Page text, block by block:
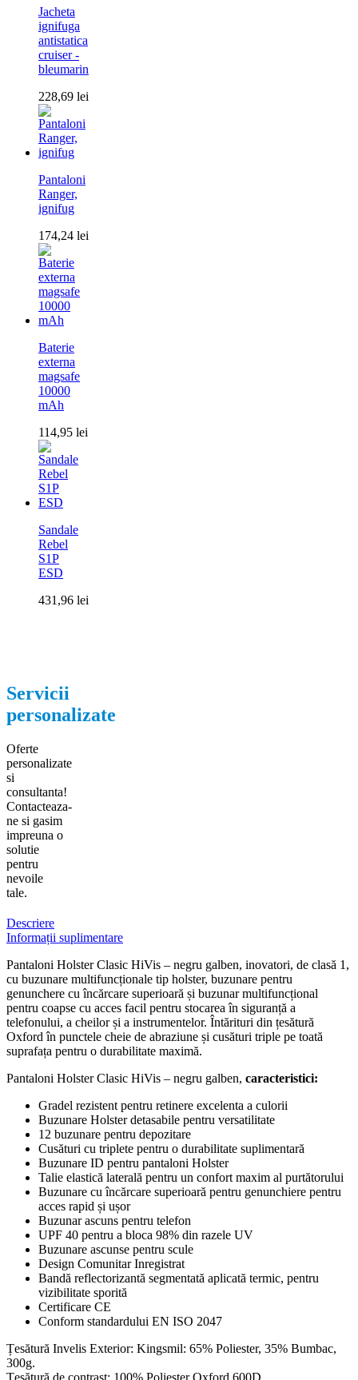
Jacheta
ignifuga
antistatica
cruiser -
bleumarin
228,69 lei
Pantaloni
Ranger,
ignifug
174,24 lei
Baterie
externa
magsafe
10000
mAh
114,95 lei
Sandale
Rebel
S1P
ESD
431,96 lei
Servicii
personalizate
Oferte
personalizate
si
consultanta!
Contacteaza-
ne si gasim
impreuna o
solutie
pentru
nevoile
tale.
Descriere
Informații suplimentare
Pantaloni Holster Clasic HiVis – negru galben, inovatori, de clasă 1,
cu buzunare multifuncționale tip holster, buzunare pentru
genunchere cu încărcare superioară și buzunar multifuncțional
pentru coapse cu acces facil pentru stocarea în siguranță a
telefonului, a cheilor și a instrumentelor. Întărituri din țesătură
Oxford în punctele cheie de abraziune și cusături triple pe toată
suprafața pentru o durabilitate maximă.
Pantaloni Holster Clasic HiVis – negru galben, caracteristici:
Gradel rezistent pentru retinere excelenta a culorii
Buzunare Holster detasabile pentru versatilitate
12 buzunare pentru depozitare
Cusături cu triplete pentru o durabilitate suplimentară
Buzunare ID pentru pantaloni Holster
Talie elastică laterală pentru un confort maxim al purtătorului
Buzunare cu încărcare superioară pentru genunchiere pentru
acces rapid și ușor
Buzunar ascuns pentru telefon
UPF 40 pentru a bloca 98% din razele UV
Buzunare ascunse pentru scule
Design Comunitar Inregistrat
Bandă reflectorizantă segmentată aplicată termic, pentru
vizibilitate sporită
Certificare CE
Conform standardului EN ISO 2047
Țesătură Invelis Exterior: Kingsmil: 65% Poliester, 35% Bumbac,
300g.
Țesătură de contrast: 100% Poliester Oxford 600D.